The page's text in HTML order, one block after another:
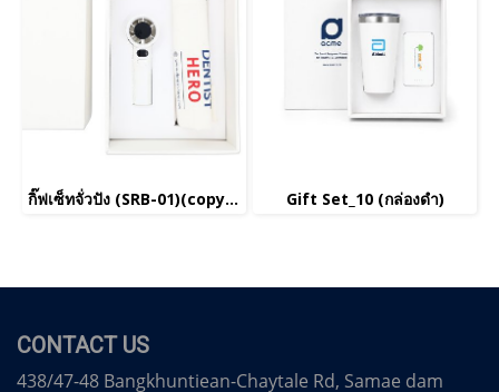
กิ๊ฟเซ็ทจั่วปัง (SRB-01)(copy)(copy)(copy)(copy)(copy)(copy)(copy)(copy)(copy)(copy)(copy)(copy)(copy)(copy)(copy)(copy)(copy)(copy)(copy)(copy)(copy)(copy)(copy)(copy)(copy)(copy)(copy)(copy) Gift Set_10 (กล่องดำ)
CONTACT US
438/47-48 Bangkhuntiean-Chaytale Rd, Samae dam